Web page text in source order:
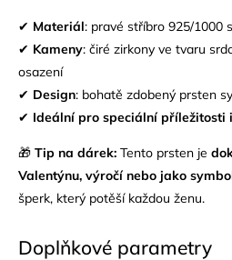
✔ Materiál: pravé stříbro 925/1000
✔ Kameny: čiré zirkony ve tvaru
osazení
✔ Design: bohatě zdobený prsten
✔ Ideální pro speciální příležitosti
🎁 Tip na dárek: Tento prsten je
Valentýnu, výročí nebo jako
šperk, který potěší každou ženu.
Doplňkové parametry